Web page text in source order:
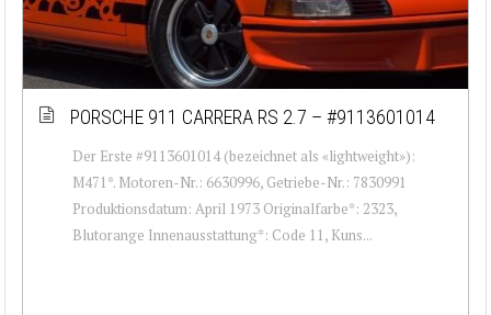
PORSCHE 911 CARRERA RS 2.7 – #9113601014
Der Erste #9113601014 (bezeichnet als «lightweight»):
M471*. Motoren-Nr.: 6630996, Getriebe-Nr.: 7830991
Produktionsdatum: April 1973 Originalfarbe*: 2323,
Blutorange Innenausstattung*: Code 11, Kuns...